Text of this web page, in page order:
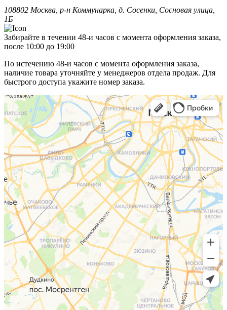
108802 Москва, р-н Коммунарка, д. Сосенки, Сосновая улица,
1Б
Забирайте в течении 48-и часов с момента оформления заказа,
после 10:00 до 19:00
По истечению 48-и часов с момента оформления заказа,
наличие товара уточняйте у менеджеров отдела продаж. Для
быстрого доступа укажите номер заказа.